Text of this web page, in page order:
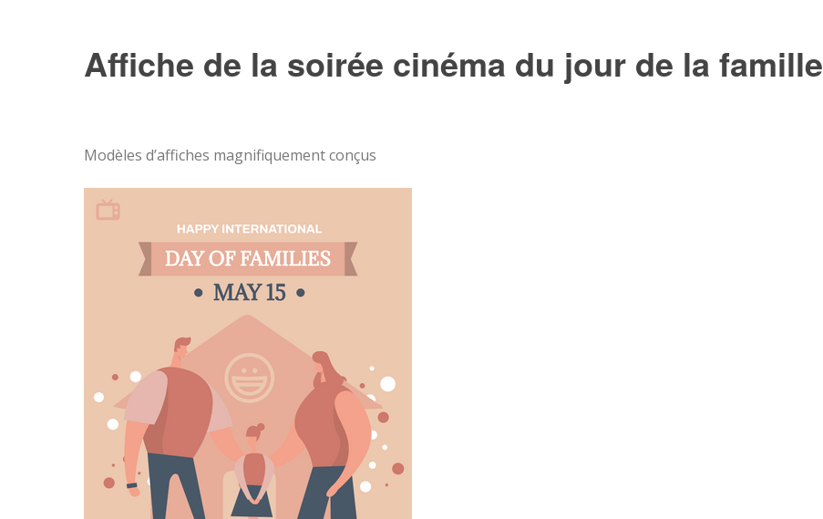
Affiche de la soirée cinéma du jour de la famille
Modèles d’affiches magnifiquement conçus